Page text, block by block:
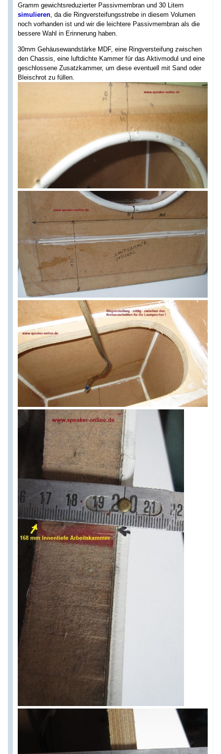
Gramm gewichtsreduzierter Passivmembran und 30 Litern
simulieren , da die Ringversteifungsstrebe in diesem Volumen
noch vorhanden ist und wir die leichtere Passivmembran als die
bessere Wahl in Erinnerung haben.
30mm Gehäusewandstärke MDF, eine Ringversteifung zwischen
den Chassis, eine luftdichte Kammer für das Aktivmodul und eine
geschlossene Zusatzkammer, um diese eventuell mit Sand oder
Bleischrot zu füllen.